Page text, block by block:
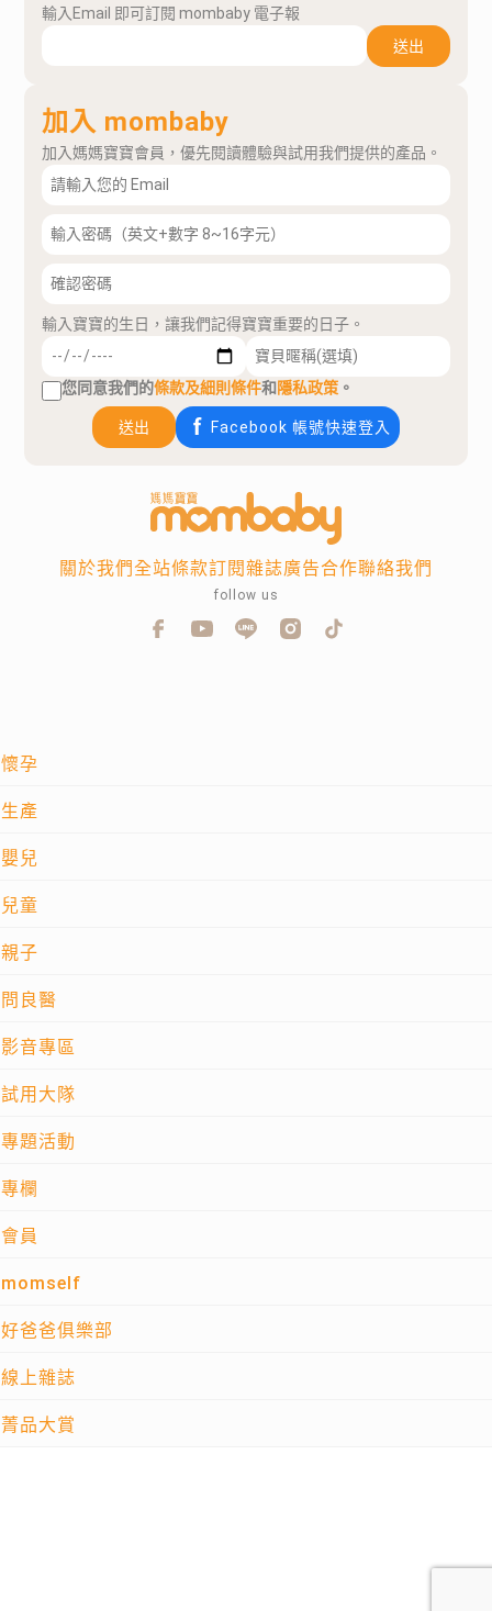
輸入Email 即可訂閱 mombaby 電子報
送出
加入 mombaby
加入媽媽寶寶會員，優先閱讀體驗與試用我們提供的產品。
輸入寶寶的生日，讓我們記得寶寶重要的日子。
您同意我們的條款及細則條件和隱私政策 。
送出 Facebook 帳號快速登入
懷孕
生產
嬰兒
兒童
親子
問良醫
影音專區
試用大隊
專題活動
專欄
會員
momself
好爸爸俱樂部
線上雜誌
菁品大賞
關於我們全站條款訂閱雜誌廣告合作聯絡我們
follow us